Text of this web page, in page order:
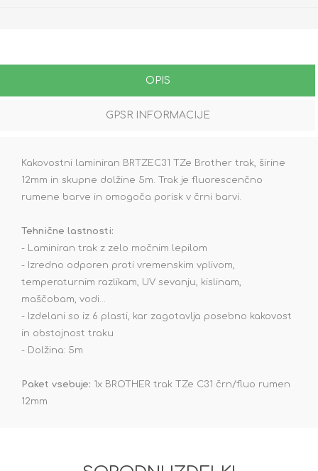
OPIS
GPSR INFORMACIJE
Kakovostni laminiran BRTZEC31 TZe Brother trak, širine
12mm in skupne dolžine 5m. Trak je fluorescenčno
rumene barve in omogoča porisk v črni barvi.
Tehnične lastnosti:
- Laminiran trak z zelo močnim lepilom
- Izredno odporen proti vremenskim vplivom,
temperaturnim razlikam, UV sevanju, kislinam,
maščobam, vodi...
- Izdelani so iz 6 plasti, kar zagotavlja posebno kakovost
in obstojnost traku
- Dolžina: 5m
Paket vsebuje: 1x BROTHER trak TZe C31 črn/fluo rumen
12mm